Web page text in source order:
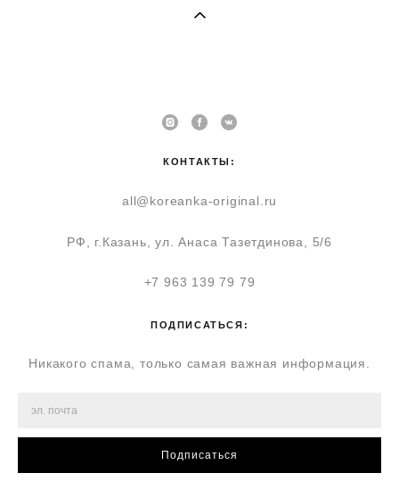
КОНТАКТЫ:
all@koreanka-original.ru
РФ, г.Казань, ул. Анаса Тазетдинова, 5/6
+7 963 139 79 79
ПОДПИСАТЬСЯ:
Никакого спама, только самая важная информация.
Подписаться